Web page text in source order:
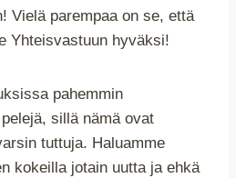
Vielä parempaa on se, että
Yhteisvastuun hyväksi!
pahemmin
sillä nämä ovat
tuttuja. Haluamme
kokeilla jotain uutta ja ehkä